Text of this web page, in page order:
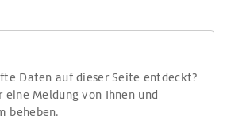
Daten auf dieser Seite entdeckt?
eine Meldung von Ihnen und
beheben.